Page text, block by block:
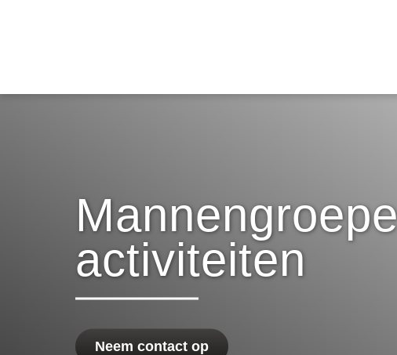
activiteiten
Neem contact op